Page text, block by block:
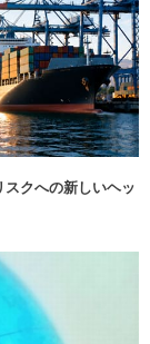
クへの新しいヘッ